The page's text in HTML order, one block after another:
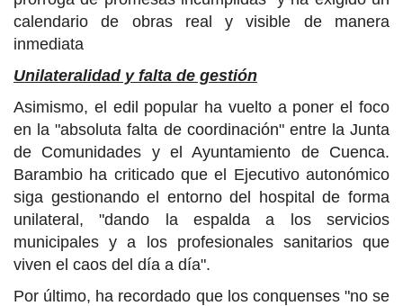
calendario de obras real y visible de manera
inmediata
Unilateralidad y falta de gestión
Asimismo, el edil popular ha vuelto a poner el foco
en la "absoluta falta de coordinación" entre la Junta
de Comunidades y el Ayuntamiento de Cuenca.
Barambio ha criticado que el Ejecutivo autonómico
siga gestionando el entorno del hospital de forma
unilateral, "dando la espalda a los servicios
municipales y a los profesionales sanitarios que
viven el caos del día a día".
Por último, ha recordado que los conquenses "no se